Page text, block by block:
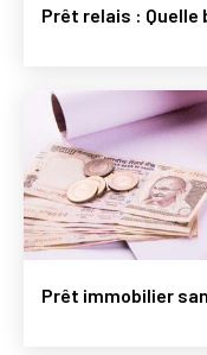
Prêt relais : Quelle
Prêt immobilier